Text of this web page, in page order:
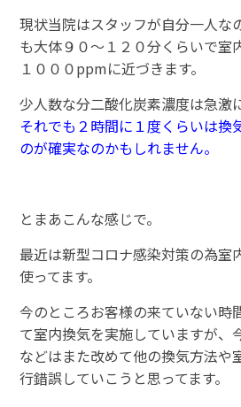
現状当院はスタッフが自分一人な
も大体９０～１２０分くらいで室
１０００ppmに近づきます。
少人数な分二酸化炭素濃度は急激
それでも２時間に１度くらいは換
のが確実なのかもしれません。
とまあこんな感じで。
最近は新型コロナ感染対策の為室
使ってます。
今のところお客様の来ていない時
て室内換気を実施していますが、
などはまた改めて他の換気方法や
行錯誤していこうと思ってます。